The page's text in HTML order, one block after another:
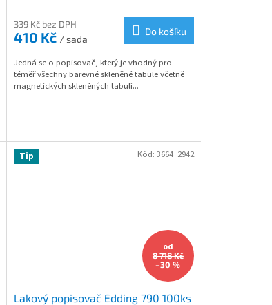
339 Kč bez DPH
410 Kč / sada
Do košíku
Jedná se o popisovač, který je vhodný pro
téměř všechny barevné skleněné tabule včetně
magnetických skleněných tabulí...
Tip
od
8 718 Kč
–30 %
Lakový popisovač Edding 790 100ks
Kód: 3664_2942